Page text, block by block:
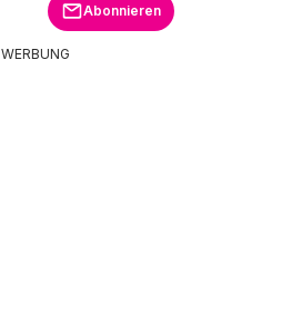
Abonnieren
WERBUNG